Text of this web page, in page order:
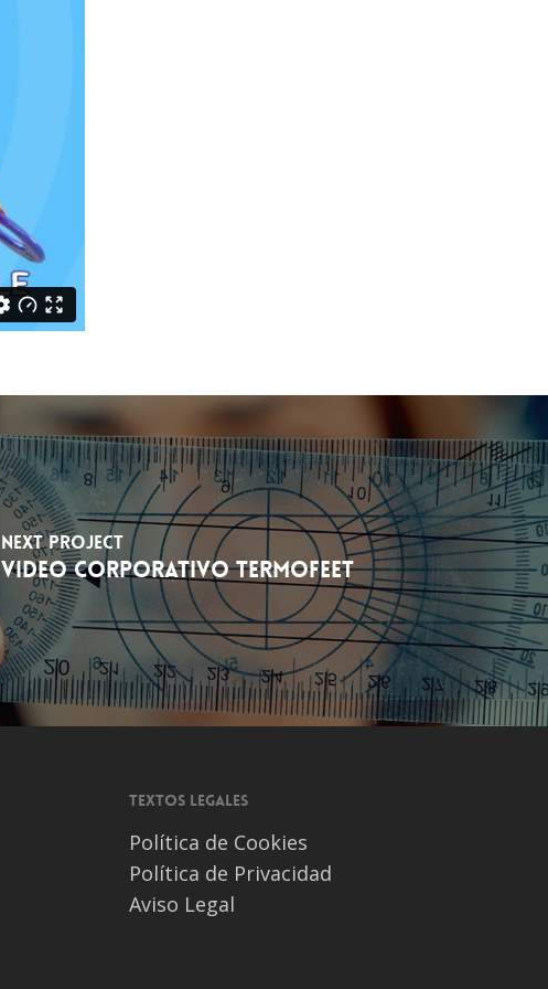
Next Project
VIDEO CORPORATIVO TERMOFEET
Textos legales
Política de Cookies
Política de Privacidad
Aviso Legal